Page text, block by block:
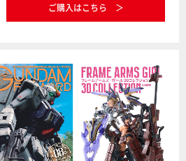
ご購入はこちら